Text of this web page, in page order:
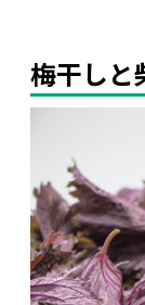
梅干しと